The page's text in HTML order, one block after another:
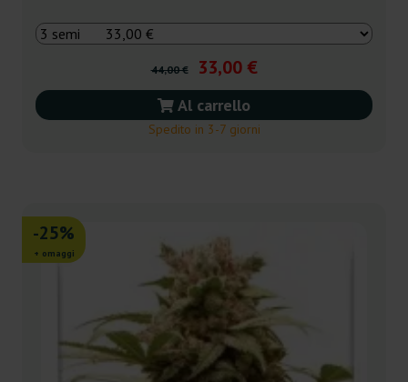
44,00 € 33,00 €
Al carrello
Spedito in 3-7 giorni
-25%
+ omaggi